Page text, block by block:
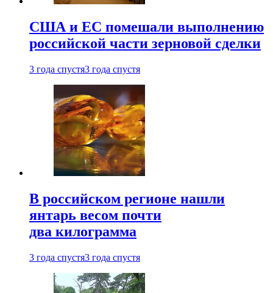
США и ЕС помешали выполнению
российской части зерновой сделки
3 года спустя3 года спустя
В российском регионе нашли
янтарь весом почти
два килограмма
3 года спустя3 года спустя